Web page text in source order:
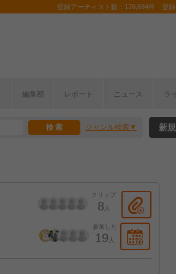
登録アーティスト数：126,684件 登
編集部 レポート ニュース ラ
ジャンル検索 新
クリップ
8 人
参加した
19 人